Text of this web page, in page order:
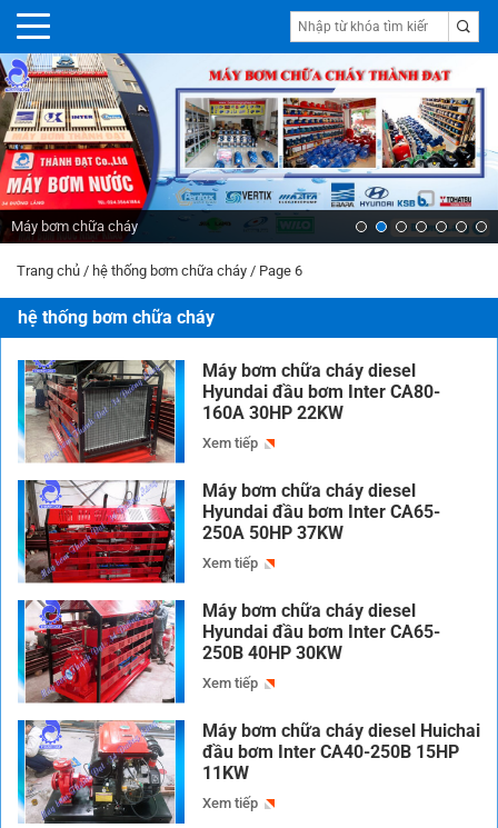
Máy bơm chữa cháy
Trang chủ / hệ thống bơm chữa cháy / Page 6
hệ thống bơm chữa cháy
Máy bơm chữa cháy diesel
Hyundai đầu bơm Inter CA80-
160A 30HP 22KW
Xem tiếp
Máy bơm chữa cháy diesel
Hyundai đầu bơm Inter CA65-
250A 50HP 37KW
Xem tiếp
Máy bơm chữa cháy diesel
Hyundai đầu bơm Inter CA65-
250B 40HP 30KW
Xem tiếp
Máy bơm chữa cháy diesel Huichai
đầu bơm Inter CA40-250B 15HP
11KW
Xem tiếp